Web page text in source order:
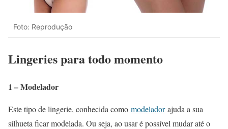
Foto: Reprodução
Lingeries para todo momento
1 – Modelador
Este tipo de lingerie, conhecida como modeladorajuda a sua
silhueta ficar modelada. Ou seja, ao usar é possível mudar até o